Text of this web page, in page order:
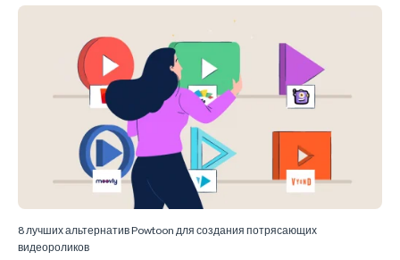
8 лучших альтернатив Powtoon для создания потрясающих
видеороликов